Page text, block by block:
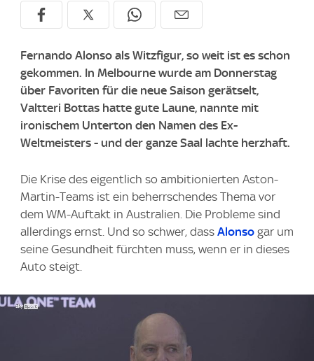
Fernando Alonso als Witzfigur, so weit ist es schon
gekommen. In Melbourne wurde am Donnerstag
über Favoriten für die neue Saison gerätselt,
Valtteri Bottas hatte gute Laune, nannte mit
ironischem Unterton den Namen des Ex-
Weltmeisters - und der ganze Saal lachte herzhaft.
Die Krise des eigentlich so ambitionierten Aston-
Martin-Teams ist ein beherrschendes Thema vor
dem WM-Auftakt in Australien. Die Probleme sind
allerdings ernst. Und so schwer, dass Alonso gar um
seine Gesundheit fürchten muss, wenn er in dieses
Auto steigt.